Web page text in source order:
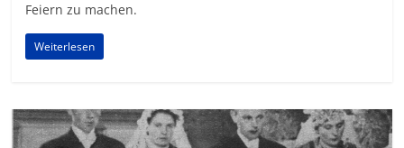
Feiern zu machen.
Weiterlesen